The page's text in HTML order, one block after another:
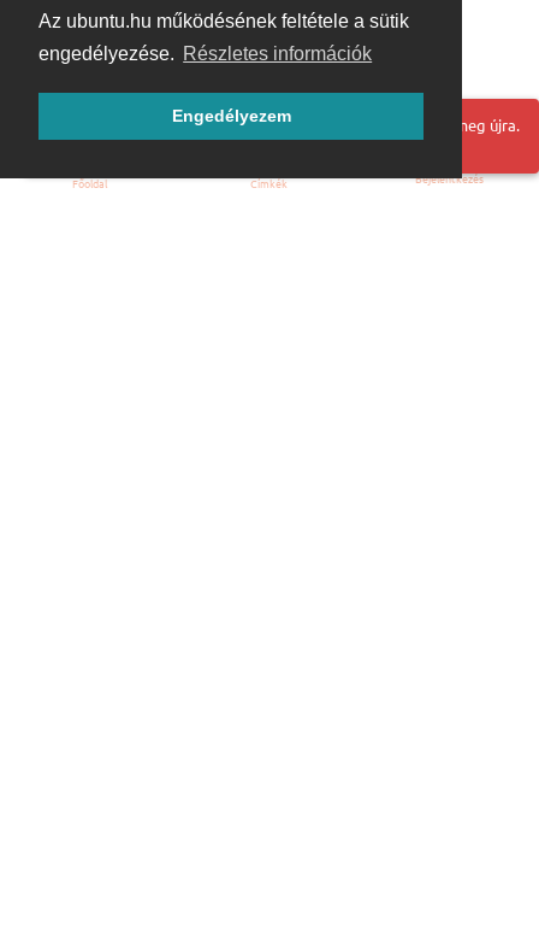
Az ubuntu.hu működésének feltétele a sütik
engedélyezése. Részletes információk
Engedélyezem
Hoppá! Valami hiba történt. Frissítse az oldalt és próbálja meg újra.
Főoldal Címkék Bejelentkezés